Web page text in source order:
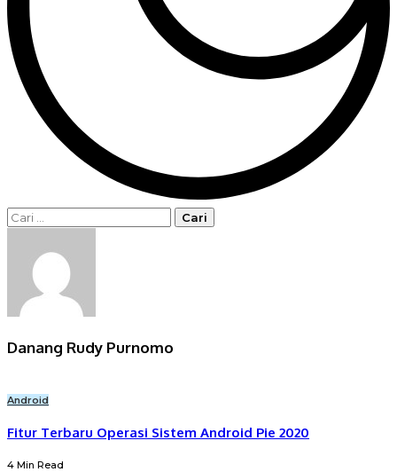
Cari
Danang Rudy Purnomo
Android
Fitur Terbaru Operasi Sistem Android Pie 2020
4 Min Read